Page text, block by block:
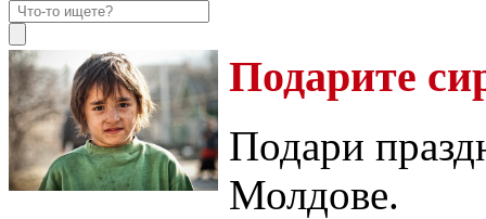
Подарите
Подари
Молдове.